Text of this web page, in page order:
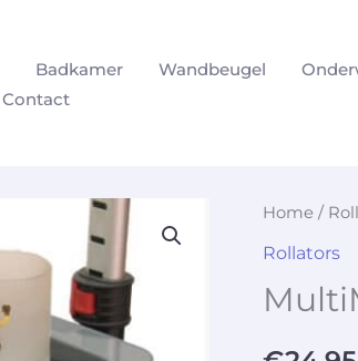
Badkamer Wandbeugel
Contact
Home /
Rollators